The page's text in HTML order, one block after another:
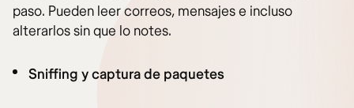
paso. Pueden leer correos, mensajes e incluso
alterarlos sin que lo notes.
Sniffing y captura de paquetes